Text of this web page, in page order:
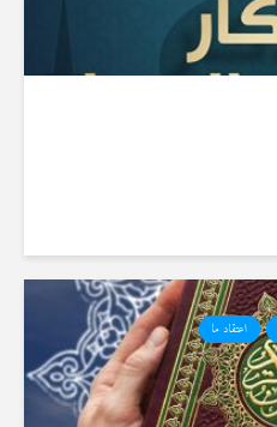
اعتقاد ما